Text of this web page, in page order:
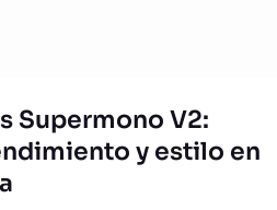
Supermono V2:
y estilo en